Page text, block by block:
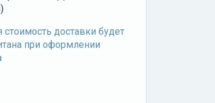
стоимость доставки будет
при оформлении